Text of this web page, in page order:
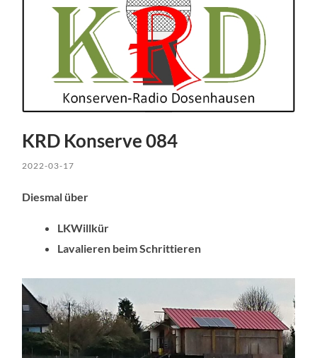
KRD Konserve 084
2022-03-17
Diesmal über
LKWillkür
Lavalieren beim Schrittieren